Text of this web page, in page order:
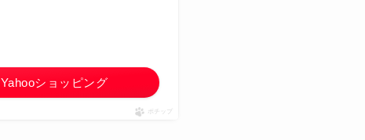
Yahooショッピング
ポチップ